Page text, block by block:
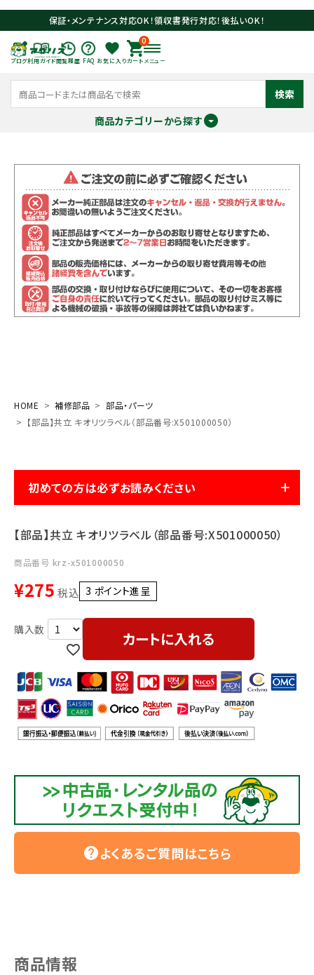
保証・メンテナンス対応OK！領収書発行対応！後払いOK！
ブログ利用ガイド閲覧履歴 FAQ お気に入り
0
カート メニュー
検索
商品カテゴリーから探す
ログイン person 会員登録
search
農業機械
作業用品
レンタル
ブログ
利用ガイド
info@agriz.net
FAXでのご注文
0739-72-4532 24時間受付
HOME 補修部品
部品・パーツ
【部品】共立 キオリツラベル（部品番号:X501000050）
初めての方は必ずお読みください
【部品】共立 キオリツラベル（部品番号:X501000050）
商品番号 krz-x501000050
¥275 税込 3 ポイント進呈 ]
カートに入れる
helpよくあるご質問はこちら
商品情報